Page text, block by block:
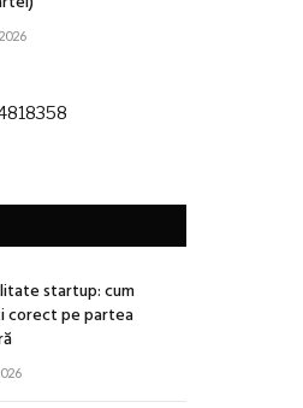
startup: cum
corect pe partea